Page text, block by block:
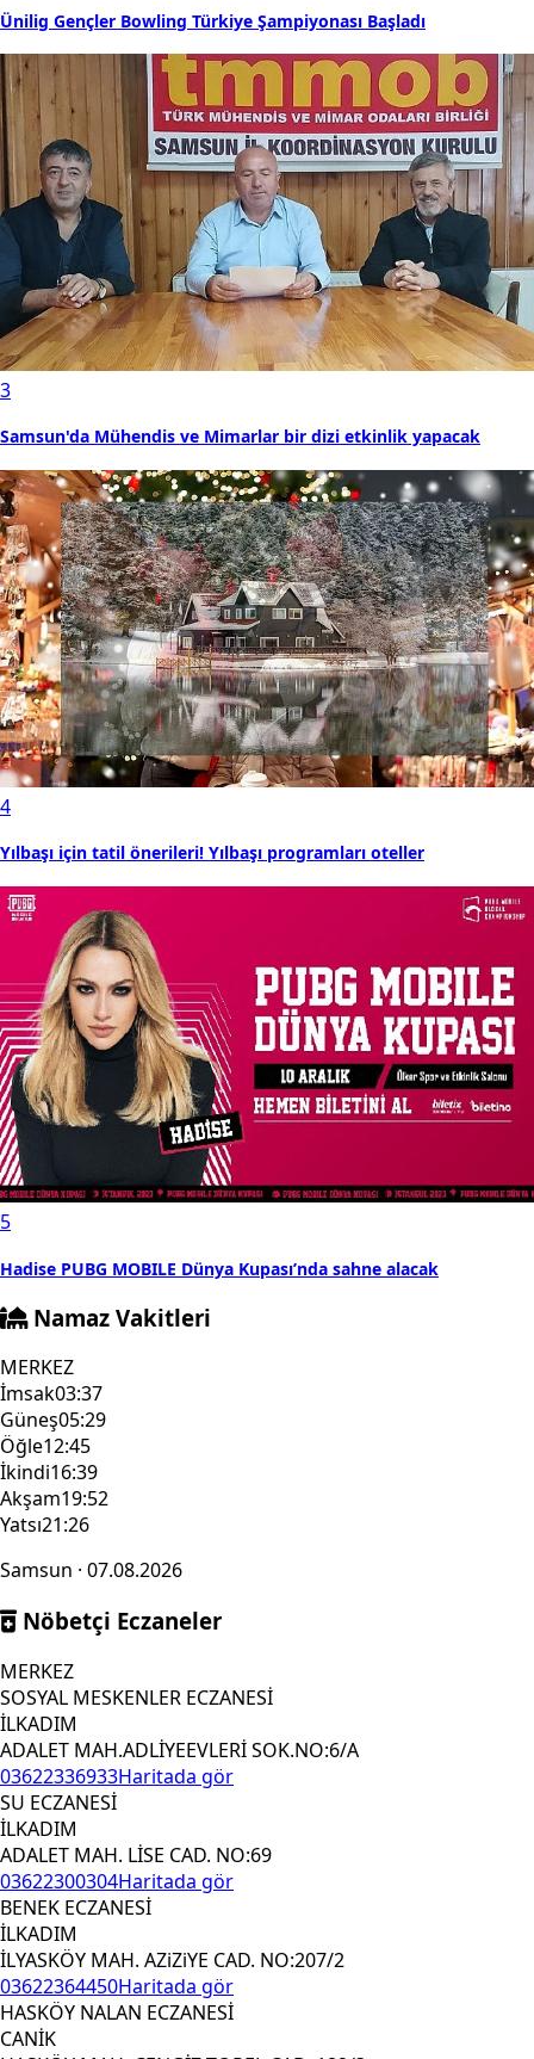
Ünilig Gençler Bowling Türkiye Şampiyonası Başladı
3
Samsun'da Mühendis ve Mimarlar bir dizi etkinlik yapacak
4
Yılbaşı için tatil önerileri! Yılbaşı programları oteller
5
Hadise PUBG MOBILE Dünya Kupası’nda sahne alacak
Namaz Vakitleri
MERKEZ
İmsak03:37
Güneş05:29
Öğle12:45
İkindi16:39
Akşam19:52
Yatsı21:26
Samsun · 07.08.2026
Nöbetçi Eczaneler
MERKEZ
SOSYAL MESKENLER ECZANESİ
İLKADIM
ADALET MAH.ADLİYEEVLERİ SOK.NO:6/A
03622336933Haritada gör
SU ECZANESİ
İLKADIM
ADALET MAH. LİSE CAD. NO:69
03622300304Haritada gör
BENEK ECZANESİ
İLKADIM
İLYASKÖY MAH. AZiZiYE CAD. NO:207/2
03622364450Haritada gör
HASKÖY NALAN ECZANESİ
CANİK